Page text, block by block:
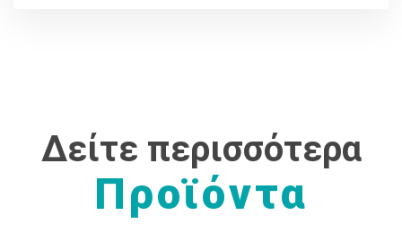
Δείτε περισσότερα
Προϊόντα